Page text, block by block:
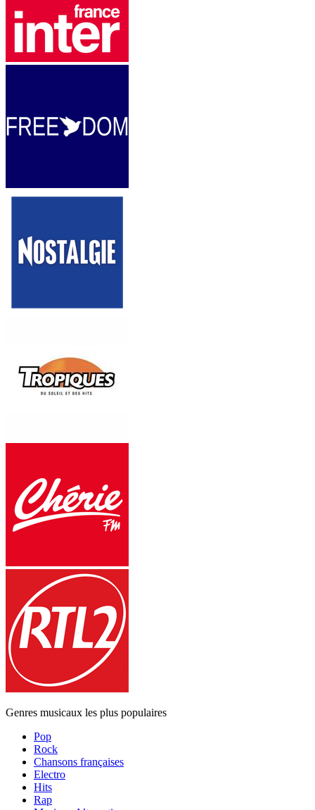
Genres musicaux les plus populaires
Pop
Rock
Chansons françaises
Electro
Hits
Rap